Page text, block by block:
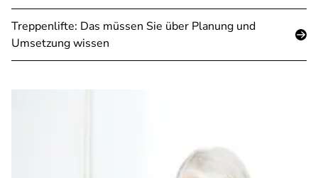
Treppenlifte: Das müssen Sie über Planung und
Umsetzung wissen